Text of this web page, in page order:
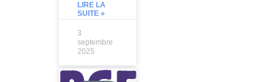
LIRE LA
SUITE »
3
septembre
2025